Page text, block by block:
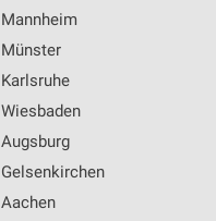
Mannheim
Münster
Karlsruhe
Wiesbaden
Augsburg
Gelsenkirchen
Aachen